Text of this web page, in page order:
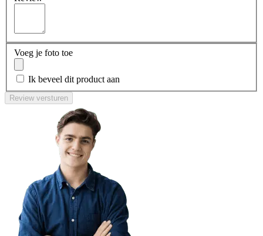
Voeg je foto toe
Ik beveel dit product aan
Review versturen